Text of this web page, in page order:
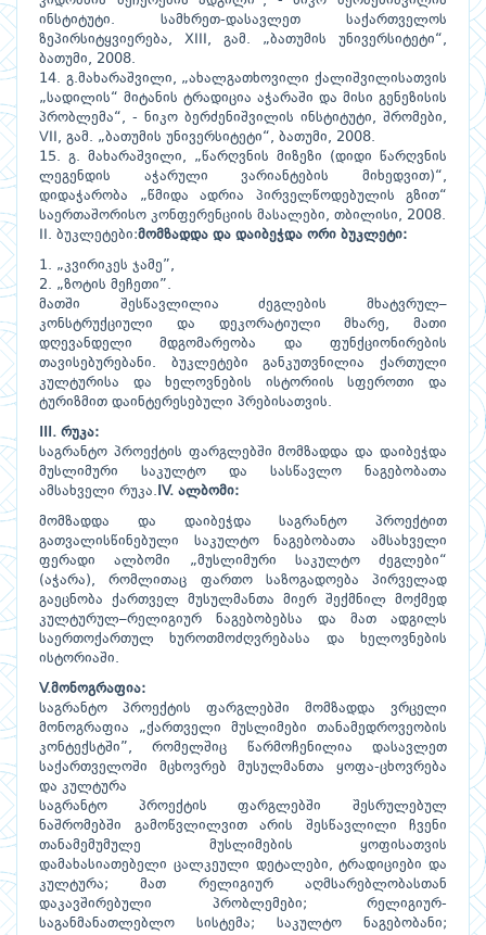
ინსტიტუტი. სამხრეთ-დასავლეთ საქართველოს
ზეპირსიტყვიერება, XIII, გამ. „ბათუმის უნივერსიტეტი“,
ბათუმი, 2008.
14. გ.მახარაშვილი, „ახალგათხოვილი ქალიშვილისათვის
„სადილის“ მიტანის ტრადიცია აჭარაში და მისი გენეზისის
პრობლემა“, - ნიკო ბერძენიშვილის ინსტიტუტი, შრომები,
VII, გამ. „ბათუმის უნივერსიტეტი“, ბათუმი, 2008.
15. გ. მახარაშვილი, „წარღვნის მიზეზი (დიდი წარღვნის
ლეგენდის აჭარული ვარიანტების მიხედვით)“,
დიდაჭარობა „წმიდა ადრია პირველწოდებულის გზით“
საერთაშორისო კონფერენციის მასალები, თბილისი, 2008.
II. ბუკლეტები:მომზადდა და დაიბეჭდა ორი ბუკლეტი:
1. „კვირიკეს ჯამე”,
2. „ზოტის მეჩეთი”.
მათში შესწავლილია ძეგლების მხატვრულ–
კონსტრუქციული და დეკორატიული მხარე, მათი
დღევანდელი მდგომარეობა და ფუნქციონირების
თავისებურებანი. ბუკლეტები განკუთვნილია ქართული
კულტურისა და ხელოვნების ისტორიის სფეროთი და
ტურიზმით დაინტერესებული პრებისათვის.
III. რუკა:
საგრანტო პროექტის ფარგლებში მომზადდა და დაიბეჭდა
მუსლიმური საკულტო და სასწავლო ნაგებობათა
ამსახველი რუკა. IV. ალბომი:
მომზადდა და დაიბეჭდა საგრანტო პროექტით
გათვალისწინებული საკულტო ნაგებობათა ამსახველი
ფერადი ალბომი „მუსლიმური საკულტო ძეგლები“
(აჭარა), რომლითაც ფართო საზოგადოება პირველად
გაეცნობა ქართველ მუსულმანთა მიერ შექმნილ მოქმედ
კულტურულ–რელიგიურ ნაგებობებსა და მათ ადგილს
საერთოქართულ ხუროთმოძღვრებასა და ხელოვნების
ისტორიაში.
V.მონოგრაფია:
საგრანტო პროექტის ფარგლებში მომზადდა ვრცელი
მონოგრაფია „ქართველი მუსლიმები თანამედროვეობის
კონტექსტში”, რომელშიც წარმოჩენილია დასავლეთ
საქართველოში მცხოვრებ მუსულმანთა ყოფა-ცხოვრება
და კულტურა
საგრანტო პროექტის ფარგლებში შესრულებულ
ნაშრომებში გამოწვლილვით არის შესწავლილი ჩვენი
თანამემუმულე მუსლიმების ყოფისათვის
დამახასიათებელი ცალკეული დეტალები, ტრადიციები და
კულტურა; მათ რელიგიურ აღმსარებლობასთან
დაკავშირებული პრობლემები; რელიგიურ-
საგანმანათლებლო სისტემა; საკულტო ნაგებობანი;